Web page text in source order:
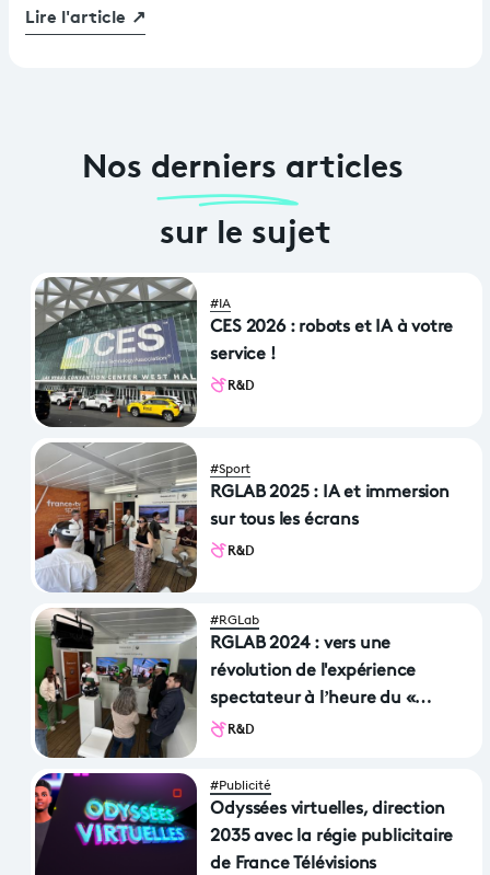
terrain d’expérimentation privilégié pour imaginer
Lire l'article ↗
Nos derniers articles
sur le sujet
#IA
CES 2026 : robots et IA à votre
service !
R&D
#Sport
RGLAB 2025 : IA et immersion
sur tous les écrans
R&D
#RGLab
RGLAB 2024 : vers une
révolution de l'expérience
spectateur à l’heure du «
spatial computing »
R&D
#Publicité
Odyssées virtuelles, direction
2035 avec la régie publicitaire
de France Télévisions